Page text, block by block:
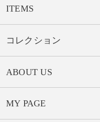
ITEMS
コレクション
ABOUT US
MY PAGE